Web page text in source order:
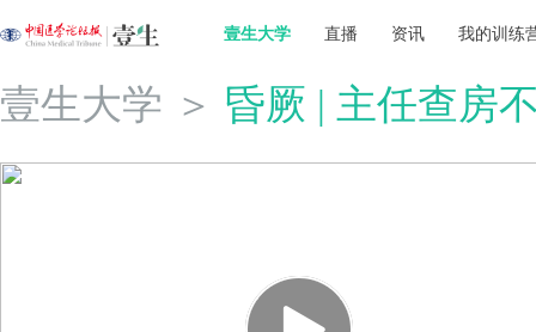
壹生大学 直播 资讯 我的训练
壹生大学 ＞ 昏厥 | 主任查房